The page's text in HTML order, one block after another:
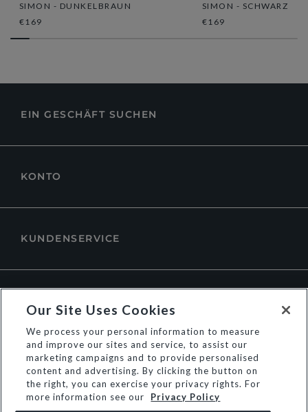
SIMON - DUNKELBRAUN
€169
SIMON - SCHWARZ
€169
EIN GESCHÄFT SUCHEN
KONTO
KUNDENSERVICE
Our Site Uses Cookies
We process your personal information to measure
and improve our sites and service, to assist our
marketing campaigns and to provide personalised
content and advertising. By clicking the button on
the right, you can exercise your privacy rights. For
more information see our
Privacy Policy